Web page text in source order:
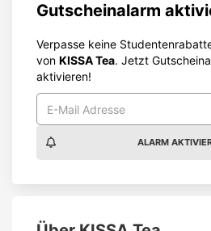
Gutscheinalarm
Verpasse keine
von KISSA Tea. Jetzt
aktivieren!
ALARM